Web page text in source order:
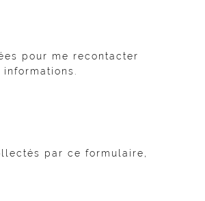
pour me recontacter
par ce formulaire,